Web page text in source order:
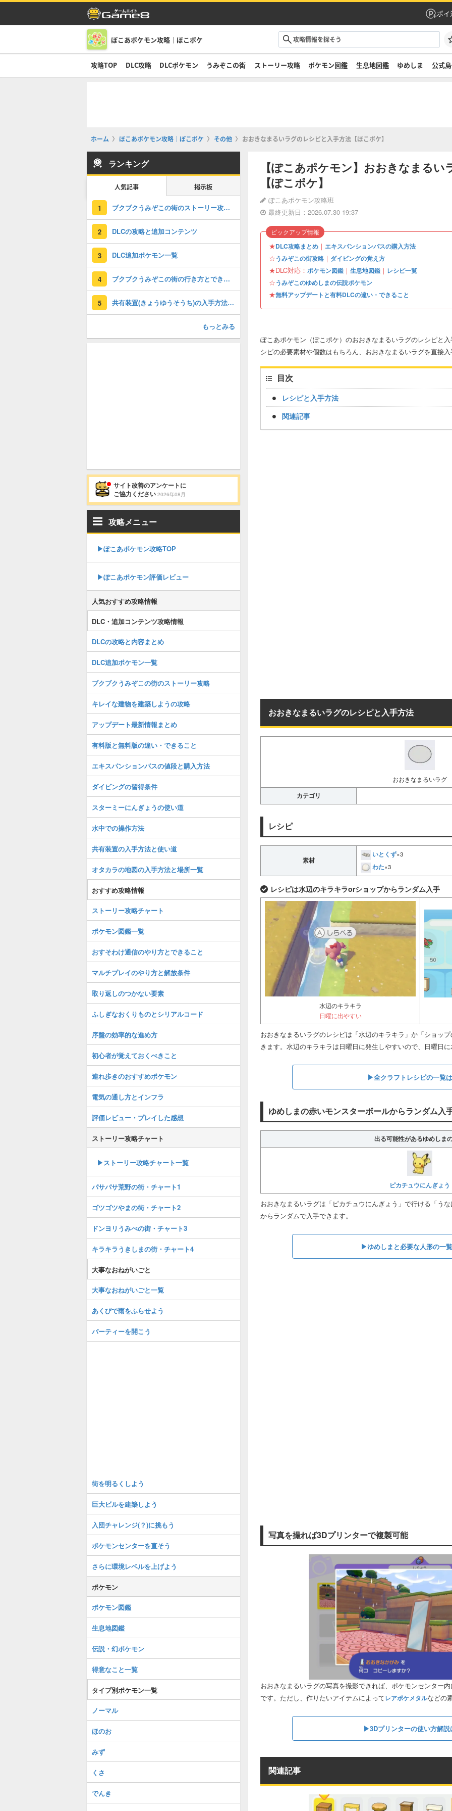
ポイ
ぽこあポケモン攻略｜ぽこポケ
攻略TOP DLC攻略 DLCポケモン うみぞこの街 ストーリー攻略 ポケモン図鑑 生息地図鑑 ゆめしま 公式
ホーム ぽこあポケモン攻略｜ぽこポケ その他 おおきなまるいラグのレシピと入手方法【ぽこポケ】
【ぽこあポケモン】おおきなまる
【ぽこポケ】
ぽこあポケモン攻略班
最終更新日：2026.07.30 19:37
★DLC攻略まとめ ｜ エキスパンションパスの購入方法
☆うみぞこの街攻略 ｜ ダイビングの覚え方
★DLC対応： ポケモン図鑑 ｜ 生息地図鑑 ｜ レシピ一覧
☆うみぞこのゆめしまの伝説ポケモン
★無料アップデートと有料DLCの違い・できること
ピックアップ情報
ぽこあポケモン（ぽこポケ）のおおきなまるいラグのレシピと
シピの必要素材や個数はもちろん、おおきなまるいラグを直接
目次
レシピと入手方法
関連記事
おおきなまるいラグのレシピと入手方法
おおきなまるいラグ
カテゴリ
レシピ
素材
いとくず×3
わた×3
レシピは水辺のキラキラorショップからランダム入手
水辺のキラキラ
日曜に出やすい
おおきなまるいラグのレシピは「水辺のキラキラ」か「ショッ
きます。水辺のキラキラは日曜日に発生しやすいので、日曜日
▶︎全クラフトレシピの一覧
ゆめしまの赤いモンスターボールからランダム入
出る可能性があるゆめしま
ピカチュウにんぎょう
おおきなまるいラグは「ピカチュウにんぎょう」で行ける「う
からランダムで入手できます。
▶︎ゆめしまと必要な人形の一
写真を撮れば3Dプリンターで複製可能
おおきなまるいラグの写真を撮影できれば、ポケモンセンター
です。ただし、作りたいアイテムによってレアポケメタルなどの
▶︎3Dプリンターの使い方解説
関連記事
ランキング
人気記事 掲示板
1 ブクブクうみぞこの街のストーリー攻略・DLC第1弾
2 DLCの攻略と追加コンテンツ
3 DLC追加ポケモン一覧
4 ブクブクうみぞこの街の行き方とできること
5 共有装置(きょうゆうそうち)の入手方法と使い道
もっとみる
サイト改善のアンケートに
ご協力ください 2026年08月
攻略メニュー
▶︎ぽこあポケモン攻略TOP
▶︎ぽこあポケモン評価レビュー
人気おすすめ攻略情報
DLC・追加コンテンツ攻略情報
DLCの攻略と内容まとめ
DLC追加ポケモン一覧
ブクブクうみぞこの街のストーリー攻略
キレイな建物を建築しようの攻略
アップデート最新情報まとめ
有料版と無料版の違い・できること
エキスパンションパスの値段と購入方法
ダイビングの習得条件
スターミーにんぎょうの使い道
水中での操作方法
共有装置の入手方法と使い道
オタカラの地図の入手方法と場所一覧
おすすめ攻略情報
ストーリー攻略チャート
ポケモン図鑑一覧
おすそわけ通信のやり方とできること
マルチプレイのやり方と解放条件
取り返しのつかない要素
ふしぎなおくりものとシリアルコード
序盤の効率的な進め方
初心者が覚えておくべきこと
連れ歩きのおすすめポケモン
電気の通し方とインフラ
評価レビュー・プレイした感想
ストーリー攻略チャート
▶ストーリー攻略チャート一覧
パサパサ荒野の街・チャート1
ゴツゴツやまの街・チャート2
ドンヨリうみべの街・チャート3
キラキラうきしまの街・チャート4
大事なおねがいごと
大事なおねがいごと一覧
あくびで雨をふらせよう
パーティーを開こう
街を明るくしよう
巨大ビルを建築しよう
入団チャレンジ(？)に挑もう
ポケモンセンターを直そう
さらに環境レベルを上げよう
ポケモン
ポケモン図鑑
生息地図鑑
伝説・幻ポケモン
得意なこと一覧
タイプ別ポケモン一覧
ノーマル
ほのお
みず
くさ
でんき